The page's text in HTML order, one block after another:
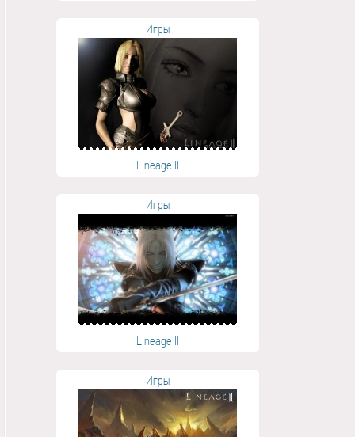
Игры
Lineage II
Игры
Lineage II
Игры